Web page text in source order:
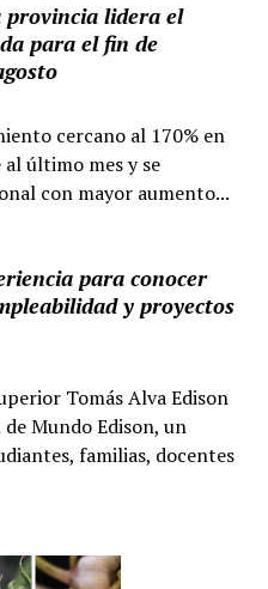
provincia lidera el
para el fin de
cercano al 170% en
último mes y se
con mayor aumento...
para conocer
y proyectos
Tomás Alva Edison
Mundo Edison, un
familias, docentes